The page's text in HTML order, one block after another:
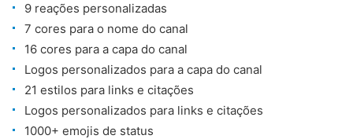
9 reações personalizadas
7 cores para o nome do canal
16 cores para a capa do canal
Logos personalizados para a capa do canal
21 estilos para links e citações
Logos personalizados para links e citações
1000+ emojis de status